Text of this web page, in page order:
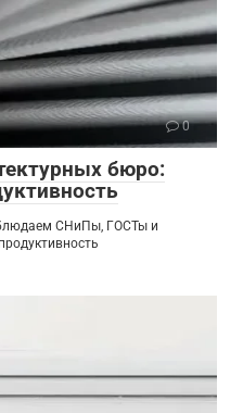
0
бюро:
СНиПы, ГОСТы и